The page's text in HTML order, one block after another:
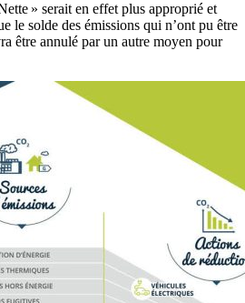
» serait en effet plus approprié et
le solde des émissions qui n’ont pu être
être annulé par un autre moyen pour